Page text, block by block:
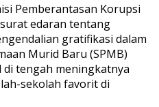
Pemberantasan Korupsi
edaran tentang
gratifikasi dalam
Murid Baru (SPMB)
di tengah meningkatnya
sekolah favorit di